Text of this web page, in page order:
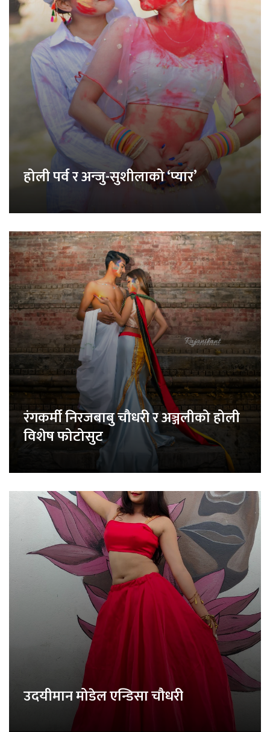
होली पर्व र अन्जु-सुशीलाको ‘प्यार’
रंगकर्मी निरजबाबु चौधरी र अञ्जलीको होली
विशेष फोटोसुट
उदयीमान मोडेल एन्डिसा चौधरी